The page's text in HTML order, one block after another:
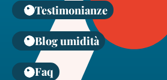
Testimonianze
Blog umidità
Faq